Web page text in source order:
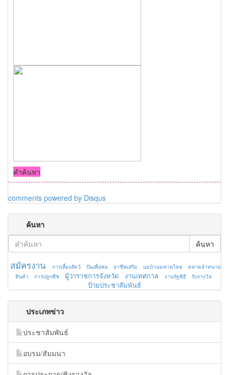
คำค้นหา
comments powered by Disqus
ค้นหา
ค้นหา
สมัครงาน การเลี้ยงสัตว์ ปั่นเพื่อพ่อ อาชีพเสริม แม่บ้านมหาดไทย
ตลาดจำหน่าย
สินค้า
การปลูกพืช ผู้ว่าราชการจังหวัด งานเทศกาล งานรัฐพิธี รับรางวัล
ป้ายประชาสัมพันธ์
ประเภทข่าว
ประชาสัมพันธ์
อบรม/สัมมนา